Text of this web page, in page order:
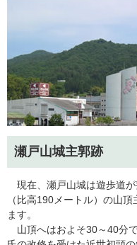
瀬戸山城主郭跡
現在、瀬戸山城は遊歩道
（比高190メートル）の山
ます。
山頂へはおよそ30～40分